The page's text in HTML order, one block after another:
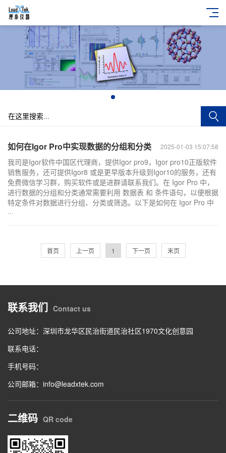
2025-01-03 15:07:58
如何在Igor Pro中实现数据的分组和分类
我司是Igor软件中国区代理商，提供Igor pro9，Igor pro10正版软件
销售服务，还可提供Igor8 或是更早版本升级到Igor10的服务，还有
免费微信学习群，购买软件或是进群请联系我们。在 Igor Pro 中，
进行数据的分组和分类通常需要利用 数据表 和 条件语句，以便根据
特定条件对数据进行分组、分类或筛选。以下是如何在 Igor Pro 中
···
首页 上一页 1 下一页 末页
联系我们 Contact us
公司地址：深圳市龙华区民治街道民治社区1970文化创意园
联系电话：
手机号码：
公司邮箱：info@leadxtek.com
二维码 QR code